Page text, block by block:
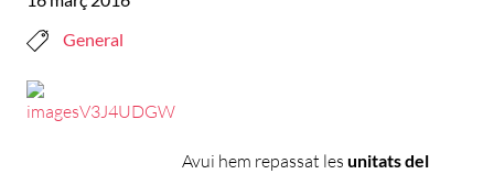
General
Avui hem repassat les unitats del